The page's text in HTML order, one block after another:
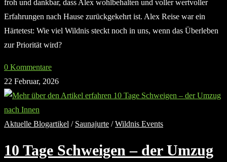
froh und dankbar, dass Alex wohlbehalten und voller wertvoller
Erfahrungen nach Hause zurückgekehrt ist. Alex Reise war ein
Härtetest: Wie viel Wildnis steckt noch in uns, wenn das Überleben
zur Priorität wird?
0 Kommentare
22 Februar, 2026
Aktuelle Blogartikel / Saunajurte /Wildnis Events
10 Tage Schweigen – der Umzug